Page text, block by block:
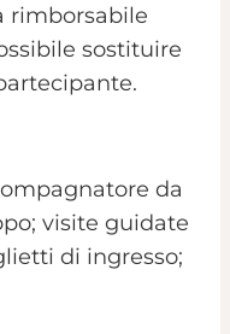
rimborsabile
sostituire
da
visite guidate
di ingresso;